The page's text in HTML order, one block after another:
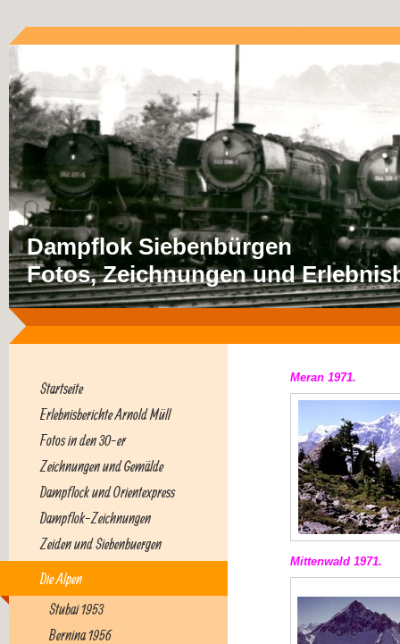
Dampflok Siebenbürgen
Fotos, Zeichnungen und
Startseite
Erlebnisberichte Arnold Müll
Fotos in den 30-er
Zeichnungen und Gemälde
Dampflock und Orientexpress
Dampflok-Zeichnungen
Zeiden und Siebenbuergen
Die Alpen
Stubai 1953
Bernina 1956
Meran 1971.
Mittenwald 1971.